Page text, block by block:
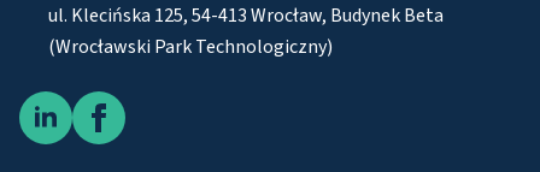
ul. Klecińska 125, 54-413 Wrocław, Budynek Beta
(Wrocławski Park Technologiczny)